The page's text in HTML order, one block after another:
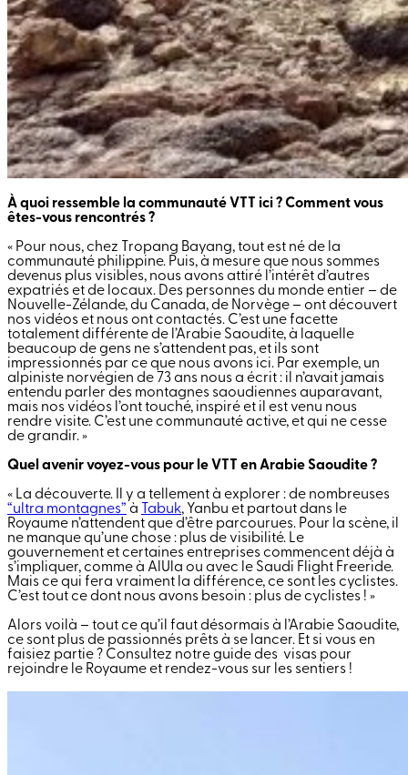
À quoi ressemble la communauté VTT ici ? Comment vous
êtes-vous rencontrés ?
« Pour nous, chez Tropang Bayang, tout est né de la
communauté philippine. Puis, à mesure que nous sommes
devenus plus visibles, nous avons attiré l’intérêt d’autres
expatriés et de locaux. Des personnes du monde entier – de
Nouvelle-Zélande, du Canada, de Norvège – ont découvert
nos vidéos et nous ont contactés. C’est une facette
totalement différente de l’Arabie Saoudite, à laquelle
beaucoup de gens ne s’attendent pas, et ils sont
impressionnés par ce que nous avons ici. Par exemple, un
alpiniste norvégien de 73 ans nous a écrit : il n’avait jamais
entendu parler des montagnes saoudiennes auparavant,
mais nos vidéos l’ont touché, inspiré et il est venu nous
rendre visite. C’est une communauté active, et qui ne cesse
de grandir. »
Quel avenir voyez-vous pour le VTT en Arabie Saoudite ?
« La découverte. Il y a tellement à explorer : de nombreuses
“ultra montagnes” à Tabuk, Yanbu et partout dans le
Royaume n’attendent que d’être parcourues. Pour la scène, il
ne manque qu’une chose : plus de visibilité. Le
gouvernement et certaines entreprises commencent déjà à
s’impliquer, comme à AlUla ou avec le Saudi Flight Freeride.
Mais ce qui fera vraiment la différence, ce sont les cyclistes.
C’est tout ce dont nous avons besoin : plus de cyclistes ! »
Alors voilà – tout ce qu’il faut désormais à l’Arabie Saoudite,
ce sont plus de passionnés prêts à se lancer. Et si vous en
faisiez partie ? Consultez notre guide des visas pour
rejoindre le Royaume et rendez-vous sur les sentiers !